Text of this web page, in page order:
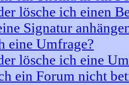
lösche ich einen
Signatur
eine Umfrage?
lösche ich eine
ein Forum nicht